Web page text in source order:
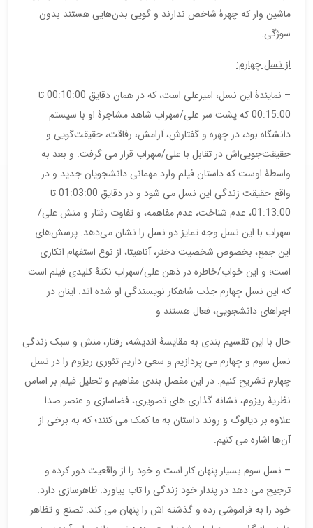
ماشین وار که چهرۀ شاخص ندارند و گویی بدن‌هایی هستند بدون
سوژگی.
از نسل چهارم:
– نمایندۀ این نسل، امیرعلی است، که در همان دقایق 00:10:00 تا
00:15:00 که پشت سر علی/سهراب شاهد مشاجرۀ او با سیستم
دانشگاه بود، در چهره و گفتارش، آرامش، رفاقت، حقیقت‌گویی و
حقیقت‌جویی‌اش در تقابل با علی/سهراب قرار می گرفت. و بعد به
واسطۀ اوست که داستان فیلم وارد مهمانی دانشجویان جدید و در
واقع حقیقت زندگی این نسل می شود و در دقایق 01:03:00 تا
01:13:00، عدم شناخت، عدم مفاهمه، و تفاوت رفتار و منش علی/
سهراب با این نسل وجه تمایز دو نسل را نشان می‌دهد. پرسش‌های
این جمع، بخصوص شخصیت دختر، آناهیتا، از نوع استفهام انکاری
است؛ و این خواب/خاطره در ذهن علی/سهراب نکتۀ کلیدی فیلم است
که این نسل چهارم جذب شاهکار نویسندگی او شده اند. اینان در
اجراهای دانشجویی، فعال هستند و
حال با این تقسیم بندی به مقایسۀ اندیشه، رفتار، منش و سبک زندگی
نسل سوم و چهارم می پردازیم و سعی داریم تئوری ریزوم را در نسل
چهارم تشریح کنیم. در این مفصل بندی مفاهیم و تحلیل فیلم بر اساس
نظریۀ ریزوم، نشانه گذاری های تصویری، فضاسازی و عنصر صدا
علاوه بر دیالوگ و روند داستان به ما کمک می کنند؛ که به برخی از
آن‌ها اشاره می کنیم.
– نسل سوم بسیار پنهان کار است و خود را از واقعیت دور کرده و
ترجیح می دهد در پندار خود زندگی را تاب بیاورد. ظاهرسازی دارد.
خود را به فراموشی زده و گذشته اش را پنهان می کند. تصنع و تظاهر